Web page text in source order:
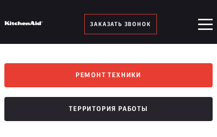
ЗАКАЗАТЬ ЗВОНОК
РЕМОНТ ТЕХНИКИ
ТЕРРИТОРИЯ РАБОТЫ